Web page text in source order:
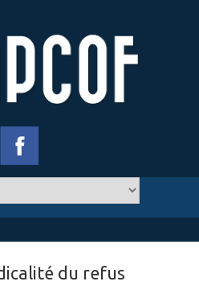
du refus